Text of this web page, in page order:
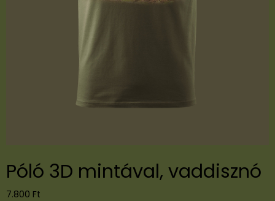
Póló 3D mintával, vaddisznó
7.800 Ft